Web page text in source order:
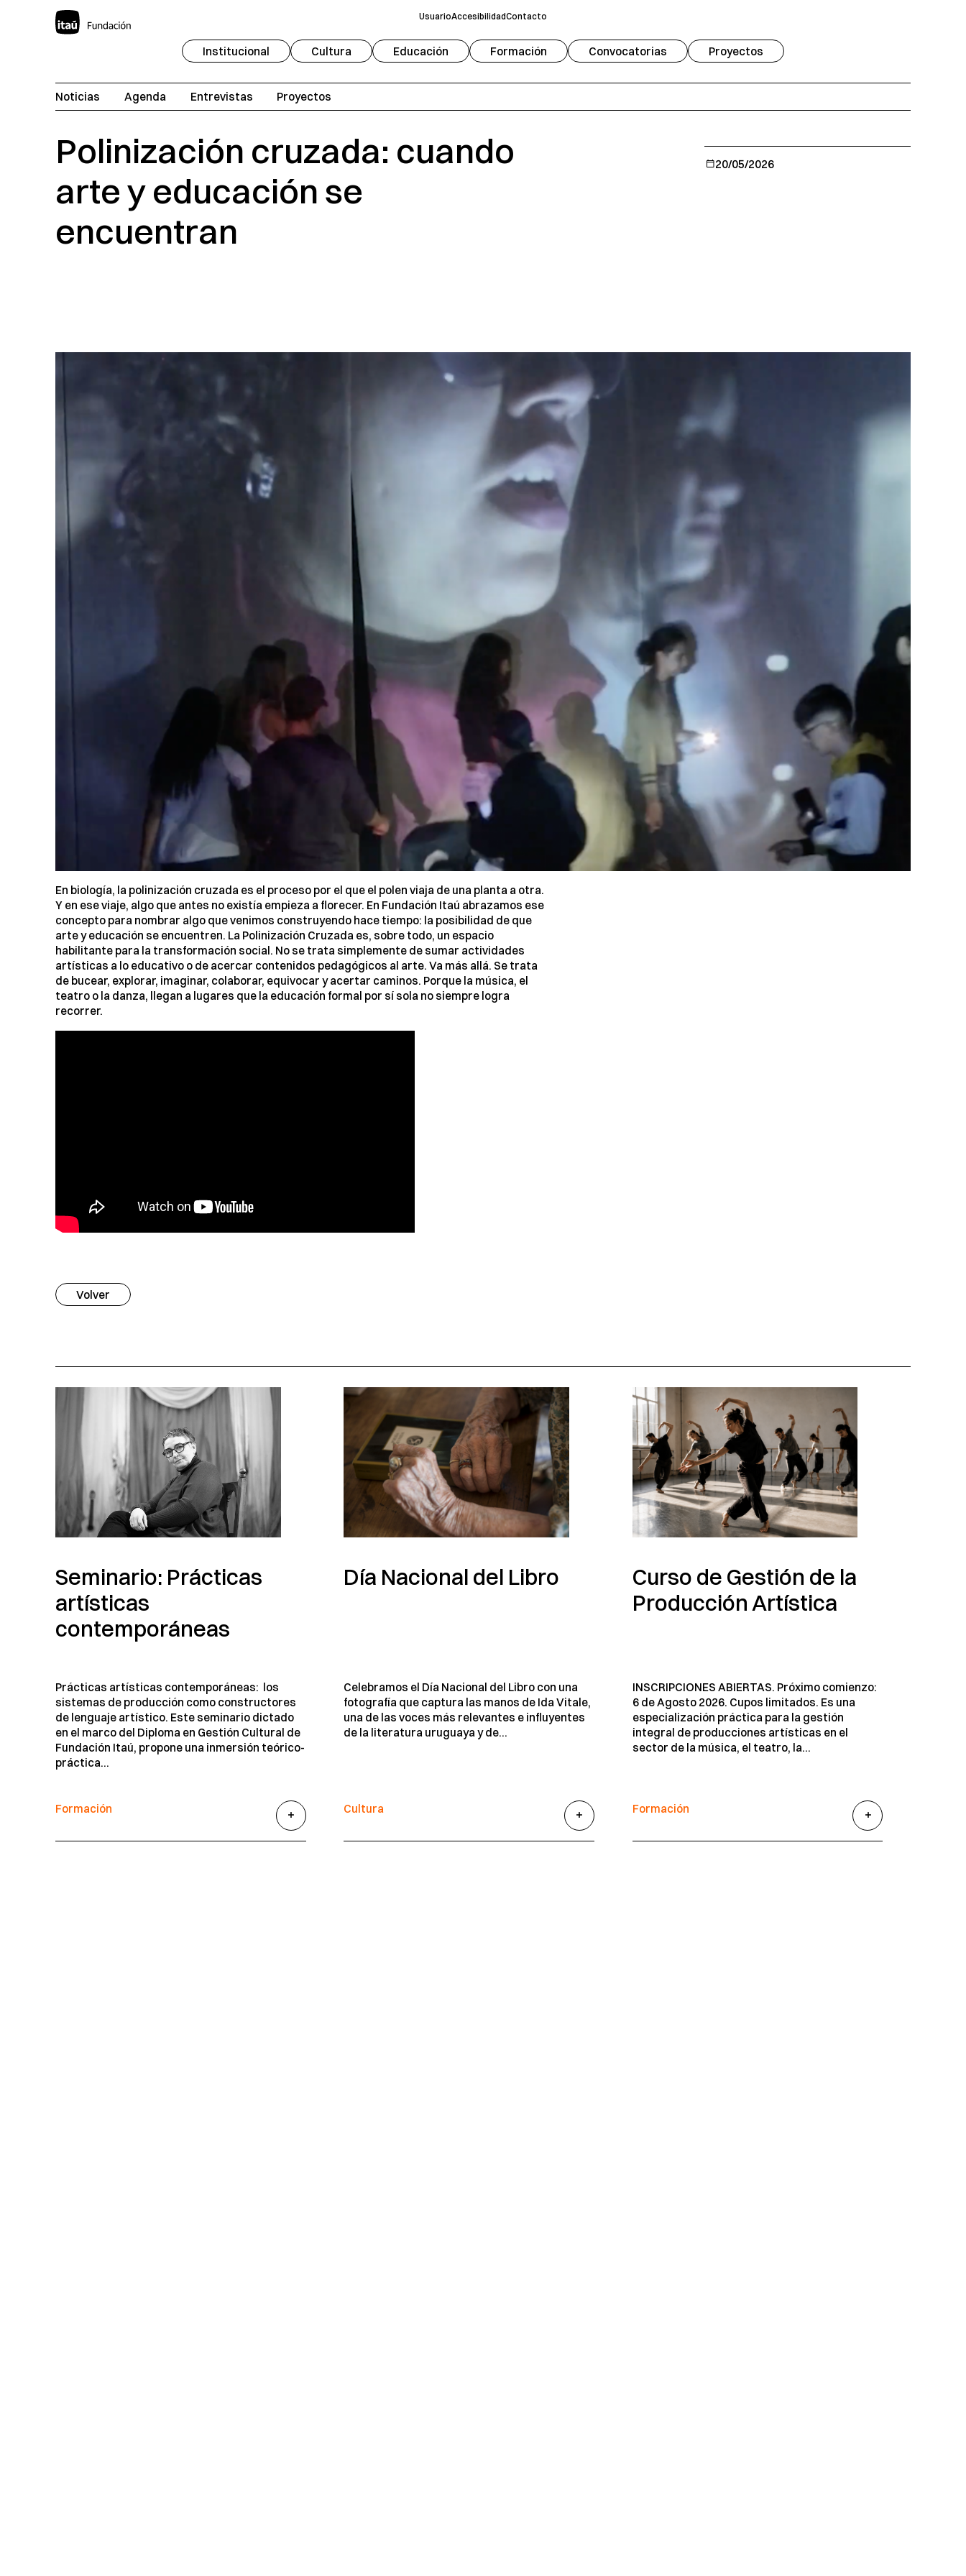
UsuarioAccesibilidad
Fuente
Modo oscuro
Redifinir
Contacto
Institucional Cultura Educación Formación Convocatorias Proyectos
Noticias Agenda Entrevistas Proyectos
Polinización cruzada: cuando
arte y educación se
encuentran
20/05/2026
En biología, la polinización cruzada es el proceso por el que el polen viaja de una planta a otra.
Y en ese viaje, algo que antes no existía empieza a florecer. En Fundación Itaú abrazamos ese
concepto para nombrar algo que venimos construyendo hace tiempo: la posibilidad de que
arte y educación se encuentren. La Polinización Cruzada es, sobre todo, un espacio
habilitante para la transformación social. No se trata simplemente de sumar actividades
artísticas a lo educativo o de acercar contenidos pedagógicos al arte. Va más allá. Se trata
de bucear, explorar, imaginar, colaborar, equivocar y acertar caminos. Porque la música, el
teatro o la danza, llegan a lugares que la educación formal por sí sola no siempre logra
recorrer.
Volver
Seminario: Prácticas
artísticas
contemporáneas
Prácticas artísticas contemporáneas: los
sistemas de producción como constructores
de lenguaje artístico. Este seminario dictado
en el marco del Diploma en Gestión Cultural de
Fundación Itaú, propone una inmersión teórico-
práctica...
Formación
Día Nacional del Libro
Celebramos el Día Nacional del Libro con una
fotografía que captura las manos de Ida Vitale,
una de las voces más relevantes e influyentes
de la literatura uruguaya y de...
Cultura
Curso de Gestión de la
Producción Artística
INSCRIPCIONES ABIERTAS. Próximo comienzo:
6 de Agosto 2026. Cupos limitados. Es una
especialización práctica para la gestión
integral de producciones artísticas en el
sector de la música, el teatro, la...
Formación